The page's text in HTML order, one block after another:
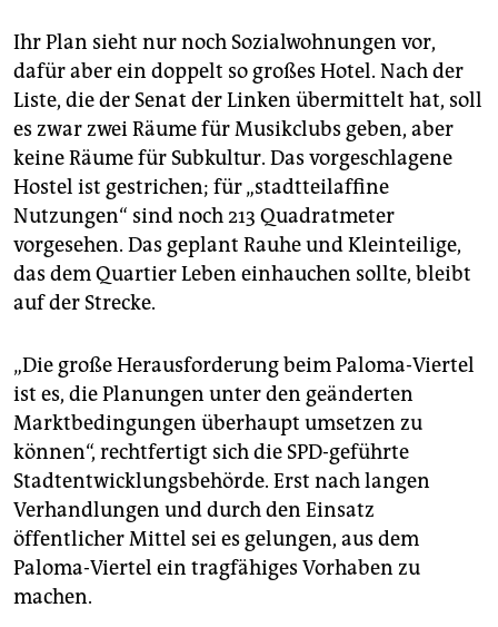
Ihr Plan sieht nur noch Sozialwohnungen vor,
dafür aber ein doppelt so großes Hotel. Nach der
Liste, die der Senat der Linken übermittelt hat, soll
es zwar zwei Räume für Musikclubs geben, aber
keine Räume für Subkultur. Das vorgeschlagene
Hostel ist gestrichen; für „stadtteilaffine
Nutzungen“ sind noch 213 Quadratmeter
vorgesehen. Das geplant Rauhe und Kleinteilige,
das dem Quartier Leben einhauchen sollte, bleibt
auf der Strecke.
„Die große Herausforderung beim Paloma-Viertel
ist es, die Planungen unter den geänderten
Marktbedingungen überhaupt umsetzen zu
können“, rechtfertigt sich die SPD-geführte
Stadtentwicklungsbehörde. Erst nach langen
Verhandlungen und durch den Einsatz
öffentlicher Mittel sei es gelungen, aus dem
Paloma-Viertel ein tragfähiges Vorhaben zu
machen.